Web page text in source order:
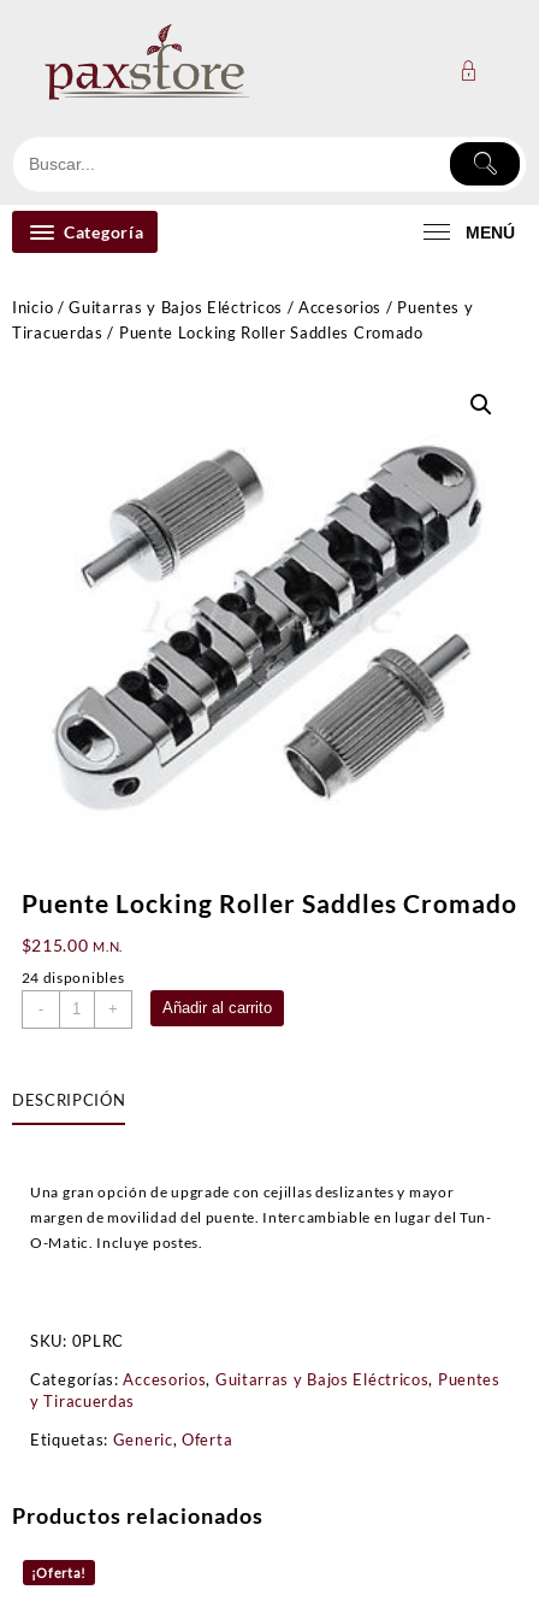
contenido
Categoría MENÚ
Inicio /Guitarras y Bajos Eléctricos /Accesorios / Puentes y
Tiracuerdas / Puente Locking Roller Saddles Cromado
Puente Locking Roller Saddles Cromado
$215.00 M.N.
24 disponibles
-
Puente
Locking
Cromado
cantidad
+ Añadir al carrito
DESCRIPCIÓN
Una gran opción de upgrade con cejillas deslizantes y mayor
margen de movilidad del puente. Intercambiable en lugar del Tun-
O-Matic. Incluye postes.
SKU: 0PLRC
Categorías:Accesorios, Guitarras y Bajos Eléctricos, Puentes
y Tiracuerdas
Etiquetas: Generic,Oferta
Productos relacionados
¡Oferta!